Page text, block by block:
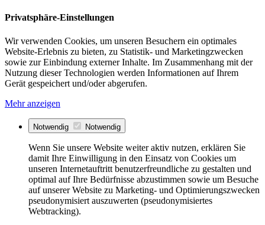
Privatsphäre-Einstellungen
Wir verwenden Cookies, um unseren Besuchern ein optimales
Website-Erlebnis zu bieten, zu Statistik- und Marketingzwecken
sowie zur Einbindung externer Inhalte. Im Zusammenhang mit der
Nutzung dieser Technologien werden Informationen auf Ihrem
Gerät gespeichert und/oder abgerufen.
Mehr anzeigen
Notwendig Notwendig
Wenn Sie unsere Website weiter aktiv nutzen, erklären Sie
damit Ihre Einwilligung in den Einsatz von Cookies um
unseren Internetauftritt benutzerfreundliche zu gestalten und
optimal auf Ihre Bedürfnisse abzustimmen sowie um Besuche
auf unserer Website zu Marketing- und Optimierungszwecken
pseudonymisiert auszuwerten (pseudonymisiertes
Webtracking).